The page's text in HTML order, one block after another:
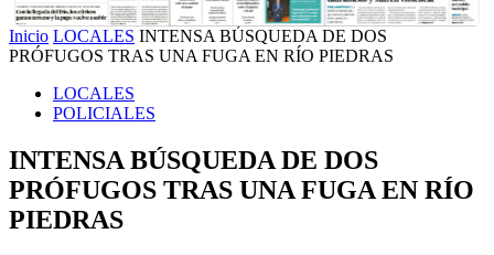
Inicio LOCALES INTENSA BÚSQUEDA DE DOS
PRÓFUGOS TRAS UNA FUGA EN RÍO PIEDRAS
LOCALES
POLICIALES
INTENSA BÚSQUEDA DE DOS
PRÓFUGOS TRAS UNA FUGA EN RÍO
PIEDRAS